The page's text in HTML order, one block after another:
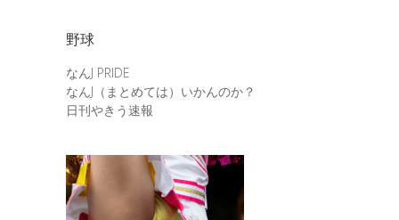
野球
なんJ PRIDE
なんJ（まとめては）いかんのか？
日刊やきう速報